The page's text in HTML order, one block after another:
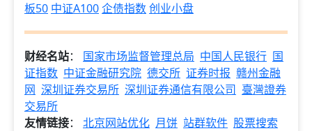
板50 中证A100企债指数创业小盘
财经名站： 国家市场监督管理总局 中国人民银行 国
证指数 中证金融研究院 德交所 证券时报 赣州金融
网 深圳证券交易所 深圳证券通信有限公司 臺灣證券
交易所
友情链接： 北京网站优化 月饼 站群软件 股票搜索